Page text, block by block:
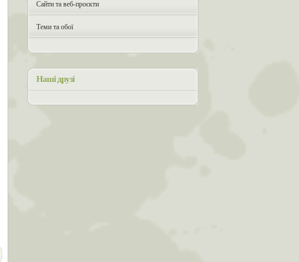
Сайти та веб-проєкти
Теми та обої
Наші друзі